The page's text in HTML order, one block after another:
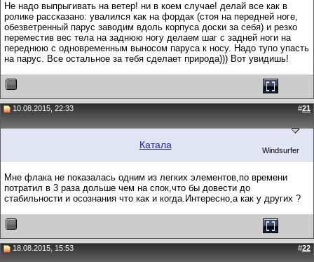
Не надо выпрыгивать на ветер! ни в коем случае! делай все как в
ролике рассказано: увалился как на фордак (стоя на передней ноге,
обезветренный парус заводим вдоль корпуса доски за себя) и резко
переместив вес тела на заднюю ногу делаем шаг с задней ноги на
переднюю с одновременным выносом паруса к носу. Надо тупо упасть
на парус. Все остальное за тебя сделает природа))) Вот увидишь!
10.08.2015, 22:33 #21
Катала Windsurfer
Мне флака не показалась одним из легких элементов,по времени
потратил в 3 раза дольше чем на спок,что бы довести до
стабильности и осознания что как и когда.Интересно,а как у других ?
18.08.2015, 15:53 #22